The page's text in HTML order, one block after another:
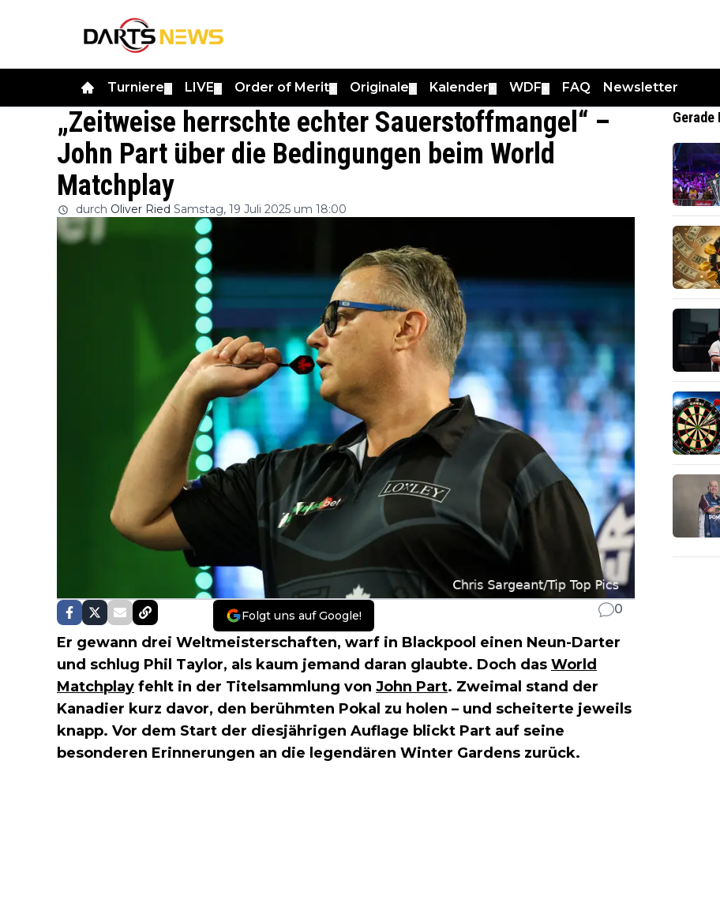
Turniere LIVE Order of Merit Originale Kalender WDF FAQ Newsletter
„Zeitweise herrschte echter Sauerstoffmangel“ –
John Part über die Bedingungen beim World
Matchplay
durch Oliver Ried Samstag, 19 Juli 2025 um 18:00
Folgt uns auf Google! 0
Er gewann drei Weltmeisterschaften, warf in Blackpool einen Neun-Darter
und schlug Phil Taylor, als kaum jemand daran glaubte. Doch das World
Matchplay fehlt in der Titelsammlung von John Part. Zweimal stand der
Kanadier kurz davor, den berühmten Pokal zu holen – und scheiterte jeweils
knapp. Vor dem Start der diesjährigen Auflage blickt Part auf seine
besonderen Erinnerungen an die legendären Winter Gardens zurück.
Gerade